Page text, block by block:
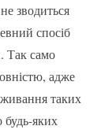
зводиться
спосіб
Так само
адже
таких
яких